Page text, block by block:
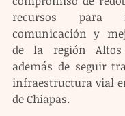
recursos para
comunicación y
de la región Altos
además de seguir
infraestructura vial
de Chiapas.